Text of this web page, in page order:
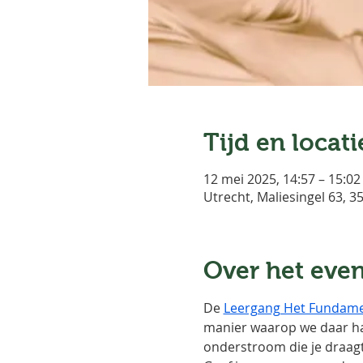
Tijd en
12 mei 2025, 14:57 – 15:02
Utrecht, Maliesingel 63,
Over het
De Leergang Het
manier waarop we daar
onderstroom die je